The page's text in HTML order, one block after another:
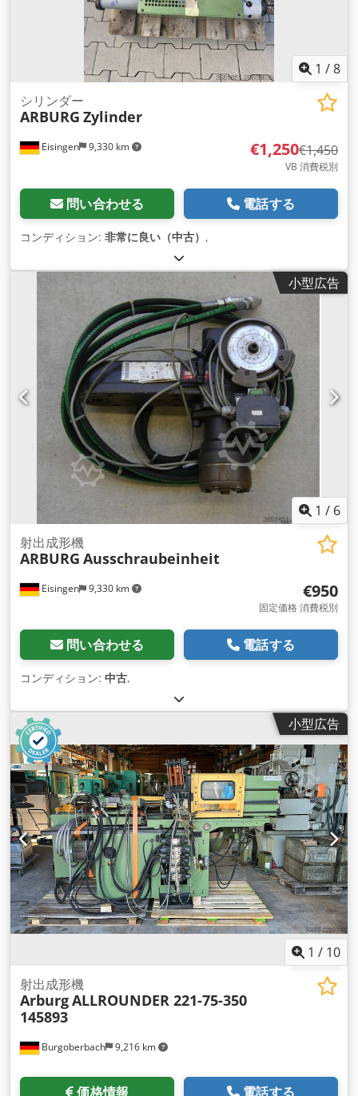
1 /8
Eisingen 9,330 km
シリンダー
ARBURG Zylinder
€1,250€1,450
VB 消費税別
問い合わせる 電話する
コンディション: 非常に良い（中古） ,
小型広告
1 / 6
Eisingen 9,330 km
射出成形機
ARBURG Ausschraubeinheit
€950
固定価格 消費税別
問い合わせる 電話する
コンディション: 中古,
小型広告
1 / 10
Burgoberbach 9,216 km
射出成形機
ArburgALLROUNDER 221-75-350
145893
価格情報 電話する